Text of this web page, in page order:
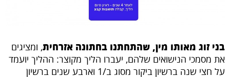
בני זוג מאותו מין, שהתחתנו בחתונה אזרחית, ומציגים
את מסמכי הנישואים שלהם, יעברו הליך מקוצר: ההליך יועמד
על חצי שנה ברשיון ביקור מסוג ב/1 וארבע שנים ברשיון